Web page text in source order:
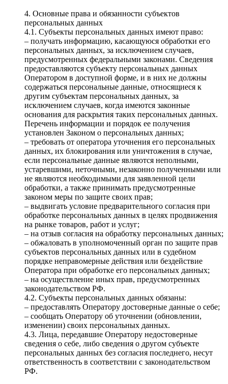
4. Основные права и обязанности субъектов
персональных данных
4.1. Субъекты персональных данных имеют право:
– получать информацию, касающуюся обработки его
персональных данных, за исключением случаев,
предусмотренных федеральными законами. Сведения
предоставляются субъекту персональных данных
Оператором в доступной форме, и в них не должны
содержаться персональные данные, относящиеся к
другим субъектам персональных данных, за
исключением случаев, когда имеются законные
основания для раскрытия таких персональных данных.
Перечень информации и порядок ее получения
установлен Законом о персональных данных;
– требовать от оператора уточнения его персональных
данных, их блокирования или уничтожения в случае,
если персональные данные являются неполными,
устаревшими, неточными, незаконно полученными или
не являются необходимыми для заявленной цели
обработки, а также принимать предусмотренные
законом меры по защите своих прав;
– выдвигать условие предварительного согласия при
обработке персональных данных в целях продвижения
на рынке товаров, работ и услуг;
– на отзыв согласия на обработку персональных данных;
– обжаловать в уполномоченный орган по защите прав
субъектов персональных данных или в судебном
порядке неправомерные действия или бездействие
Оператора при обработке его персональных данных;
– на осуществление иных прав, предусмотренных
законодательством РФ.
4.2. Субъекты персональных данных обязаны:
– предоставлять Оператору достоверные данные о себе;
– сообщать Оператору об уточнении (обновлении,
изменении) своих персональных данных.
4.3. Лица, передавшие Оператору недостоверные
сведения о себе, либо сведения о другом субъекте
персональных данных без согласия последнего, несут
ответственность в соответствии с законодательством
РФ.